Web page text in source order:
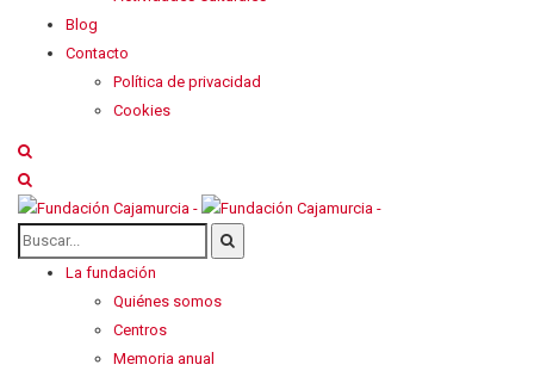
Blog
Contacto
Política de privacidad
Cookies
La fundación
Quiénes somos
Centros
Memoria anual